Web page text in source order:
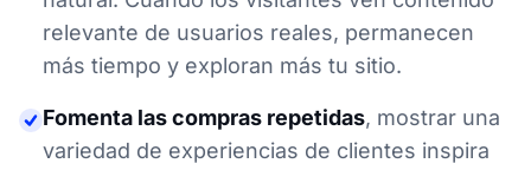
relevante de usuarios reales, permanecen
más tiempo y exploran más tu sitio.
Fomenta las compras repetidas, mostrar una
variedad de experiencias de clientes inspira